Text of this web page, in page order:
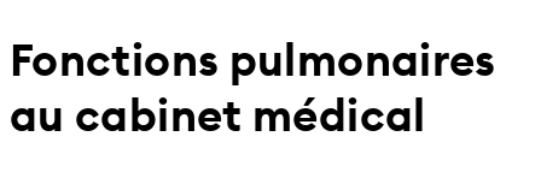
Fonctions pulmonaires
au cabinet médical